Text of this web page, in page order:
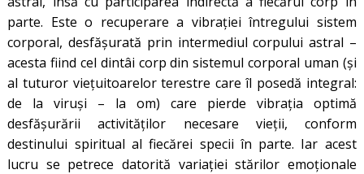
parte. Este o recuperare a vibraţiei întregului sistem
corporal, desfăşurată prin intermediul corpului astral –
acesta fiind cel dintâi corp din sistemul corporal uman (şi
al tuturor vieţuitoarelor terestre care îl posedă integral:
de la viruși – la om) care pierde vibraţia optimă
desfăşurării activităţilor necesare vieții, conform
destinului spiritual al fiecărei specii în parte. Iar acest
lucru se petrece datorită variaţiei stărilor emoţionale